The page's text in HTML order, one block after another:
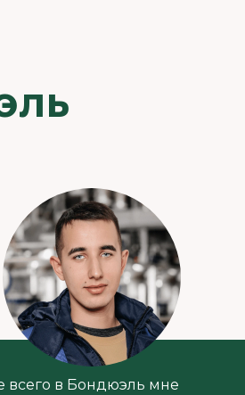
всего в Бондюэль мне